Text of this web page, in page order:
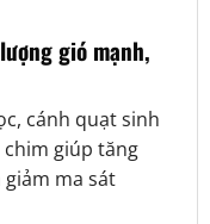
gió mạnh,
cánh quạt sinh
giúp tăng
giảm ma sát